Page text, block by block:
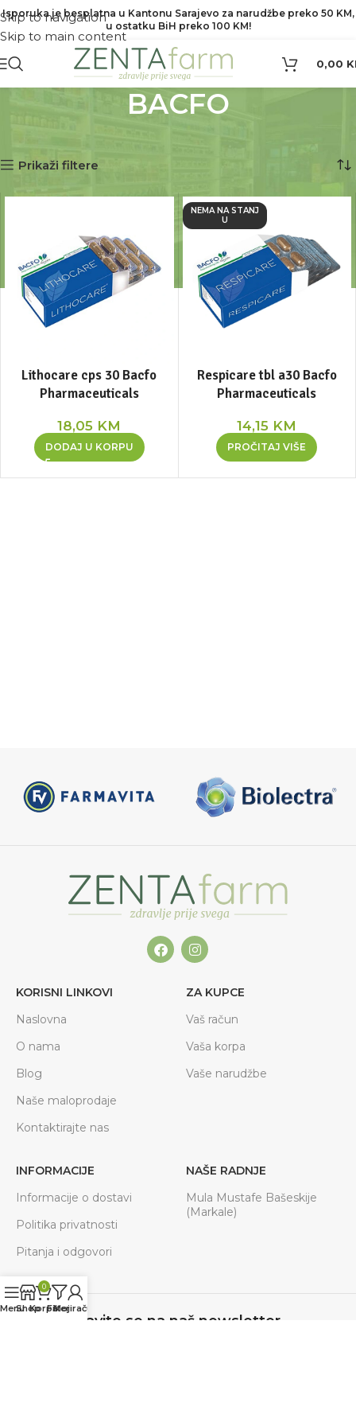
Skip to navigation
Skip to main content
Isporuka je besplatna u Kantonu Sarajevo za narudžbe preko 50 KM,
u ostatku BiH preko 100 KM!
0,00
BACFO
Prikaži filtere
Lithocare cps 30 Bacfo
Pharmaceuticals
18,05 KM
DODAJ U KORPU
NEMA NA STANJ
U
Respicare tbl a30 Bacfo
Pharmaceuticals
14,15 KM
PROČITAJ VIŠE
KORISNI LINKOVI
Naslovna
O nama
Blog
Naše maloprodaje
Kontaktirajte nas
ZA KUPCE
Vaš račun
Vaša korpa
Vaše narudžbe
INFORMACIJE
Informacije o dostavi
Politika privatnosti
Pitanja i odgovori
NAŠE RADNJE
Mula Mustafe Bašeskije
(Markale)
Prijavite se na naš newsletter
MenuShop
0
KorpaFilteri
Moj račun